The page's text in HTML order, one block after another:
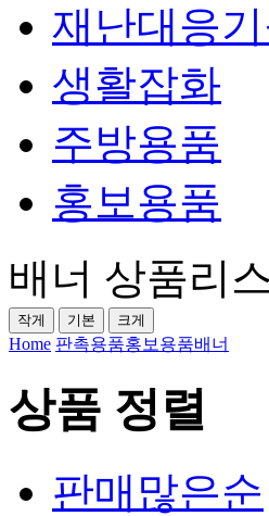
재난대응
생활잡화
주방용품
홍보용품
배너 상품리
작게 기본 크게
Home 판촉용품홍보용품배너
상품 정렬
판매많은순